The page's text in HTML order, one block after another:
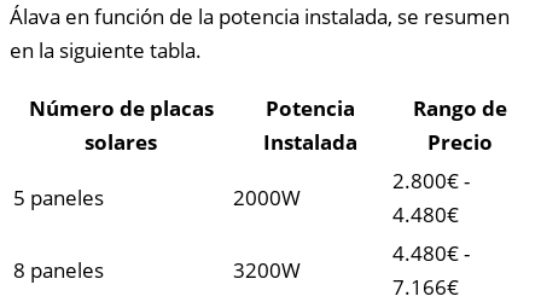
Álava en función de la potencia instalada, se resumen
en la siguiente tabla.
Número de placas
solares
Potencia
Instalada
Rango de
Precio
5 paneles
2000W
2.800€ -
4.480€
8 paneles
3200W
4.480€ -
7.166€